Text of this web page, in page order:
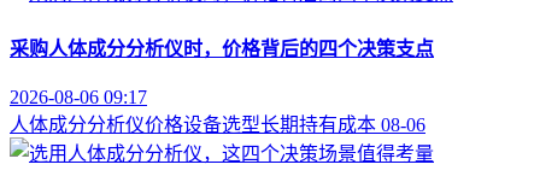
采购人体成分分析仪时，价格背后的四个决策支点
2026-08-06 09:17
人体成分分析仪价格设备选型长期持有成本 08-06